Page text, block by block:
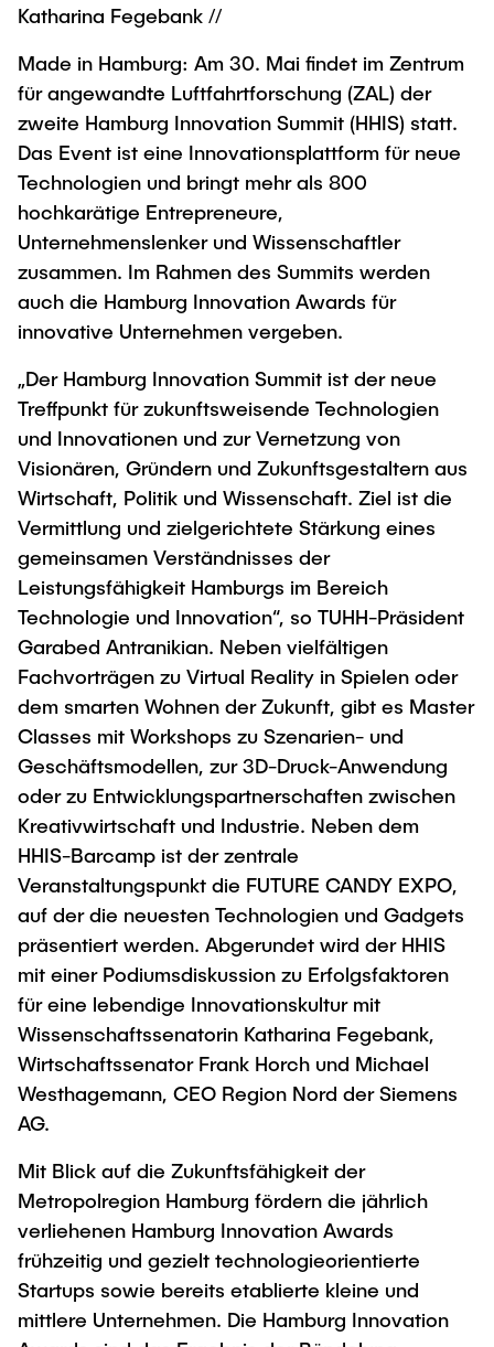
Newsroom
Press Release
Flyers and brochures
University magazine spektrum
Events
Merchandise-Shop
Working at TU Hamburg
Job opportunities
Information for new employees
Internal Information
Advice and contact
New@tuhh
Around student life
study organization
AI in Education
After Graduation
Alumni
Career Center
Graduate Academy
Doctoral Degrees
Continuing Education
UNU HUB "Engineering to Face Climate
Change"
Research Funding
Early Career Research Support
Good Scientific Practice
Future Lectures
Research & Transfer News
Interdisciplinary Workshop of the FSP
"Biobased Processes and Reactor
Technologies"
Process Engineering
Research and Institutes
Technology and Innovation in Education
News
Study programs
Management Sciences and Technology
Research and Institutes
Mechanical Engineering
Study programs
Research and institutes
Joint School of Multidisciplinary Studies
Institutes
Overview
Intercultural Hub
International Scholars & Guests
Study Exchange Partnerships
How to establish partnerships
Strategy
ECIU University
Contacts & International Team
Katharina Fegebank //
Made in Hamburg: Am 30. Mai findet im Zentrum
für angewandte Luftfahrtforschung (ZAL) der
zweite Hamburg Innovation Summit (HHIS) statt.
Das Event ist eine Innovationsplattform für neue
Technologien und bringt mehr als 800
hochkarätige Entrepreneure,
Unternehmenslenker und Wissenschaftler
zusammen. Im Rahmen des Summits werden
auch die Hamburg Innovation Awards für
innovative Unternehmen vergeben.
„Der Hamburg Innovation Summit ist der neue
Treffpunkt für zukunftsweisende Technologien
und Innovationen und zur Vernetzung von
Visionären, Gründern und Zukunftsgestaltern aus
Wirtschaft, Politik und Wissenschaft. Ziel ist die
Vermittlung und zielgerichtete Stärkung eines
gemeinsamen Verständnisses der
Leistungsfähigkeit Hamburgs im Bereich
Technologie und Innovation“, so TUHH-Präsident
Garabed Antranikian. Neben vielfältigen
Fachvorträgen zu Virtual Reality in Spielen oder
dem smarten Wohnen der Zukunft, gibt es Master
Classes mit Workshops zu Szenarien- und
Geschäftsmodellen, zur 3D-Druck-Anwendung
oder zu Entwicklungspartnerschaften zwischen
Kreativwirtschaft und Industrie. Neben dem
HHIS-Barcamp ist der zentrale
Veranstaltungspunkt die FUTURE CANDY EXPO,
auf der die neuesten Technologien und Gadgets
präsentiert werden. Abgerundet wird der HHIS
mit einer Podiumsdiskussion zu Erfolgsfaktoren
für eine lebendige Innovationskultur mit
Wissenschaftssenatorin Katharina Fegebank,
Wirtschaftssenator Frank Horch und Michael
Westhagemann, CEO Region Nord der Siemens
AG.
Mit Blick auf die Zukunftsfähigkeit der
Metropolregion Hamburg fördern die jährlich
verliehenen Hamburg Innovation Awards
frühzeitig und gezielt technologieorientierte
Startups sowie bereits etablierte kleine und
mittlere Unternehmen. Die Hamburg Innovation